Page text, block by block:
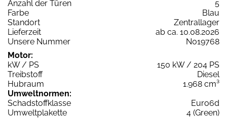
Anzahl der Türen
5
Farbe
Blau
Standort
Zentrallager
Lieferzeit
ab ca. 10.08.2026
Unsere Nummer
N019768
Motor:
kW / PS
150 kW / 204 PS
Treibstoff
Diesel
Hubraum
1.968 cm³
Umweltnormen:
Schadstoffklasse
Euro6d
Umweltplakette
4 (Green)